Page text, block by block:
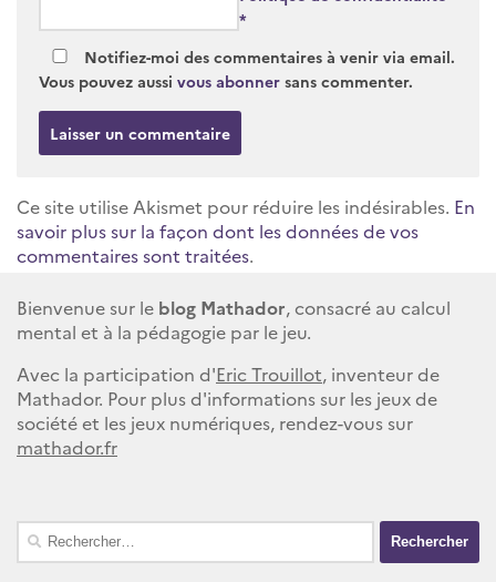
*
Notifiez-moi des commentaires à venir via email.
Vous pouvez aussi vous abonner sans commenter.
Ce site utilise Akismet pour réduire les indésirables. En
savoir plus sur la façon dont les données de vos
commentaires sont traitées.
Bienvenue sur le blog Mathador, consacré au calcul
mental et à la pédagogie par le jeu.
Avec la participation d'Eric Trouillot, inventeur de
Mathador. Pour plus d'informations sur les jeux de
société et les jeux numériques, rendez-vous sur
mathador.fr
Rechercher :